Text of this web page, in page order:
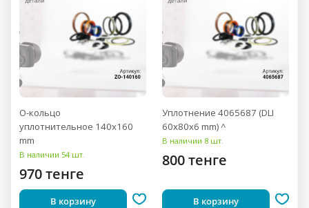
О-кольцо
уплотнительное 140x160
mm
В наличии 54 шт.
970 тенге
В корзину
Уплотнение 4065687 (DLI
60x80x6 mm) ^
В наличии 8 шт.
800 тенге
В корзину